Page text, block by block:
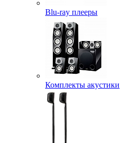
Blu-ray плееры
Комплекты акустики